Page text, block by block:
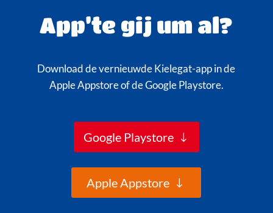
App’te gij um al?
Download de vernieuwde Kielegat-app in de
Apple Appstore of de Google Playstore.
Google Playstore
Apple Appstore